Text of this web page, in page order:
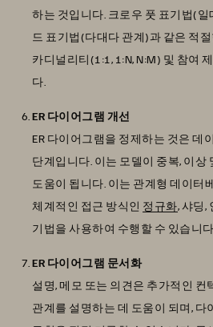
하는 것입니다. 크로우 풋 표기법(
드 표기법(다대다 관계)과 같은 적
카디널리티(1:1, 1:N, N:M) 및 참여
다.
ER 다이어그램 개선
ER 다이어그램을 정제하는 것은 데
단계입니다. 이는 모델이 중복, 이상
도움이 됩니다. 이는 관계형 데이터
체계적인 접근 방식인 정규화, 샤딩,
기법을 사용하여 수행할 수 있습니다.
ER 다이어그램 문서화
설명, 메모 또는 의견은 추가적인
관계를 설명하는 데 도움이 되며,